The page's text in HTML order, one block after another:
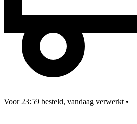
Voor 23:59 besteld, vandaag verwerkt •